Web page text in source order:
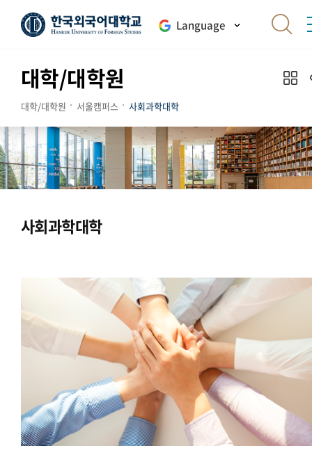
Language
대학/대학원
대학/대학원 서울캠퍼스 사회과학대학
사회과학대학